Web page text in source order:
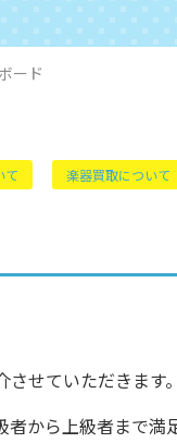
ード
て 楽器買取について
せていただきます。
から上級者まで満